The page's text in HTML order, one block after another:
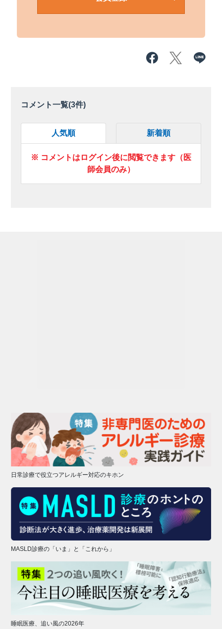
コメント一覧(3件)
人気順 新着順
※ コメントはログイン後に閲覧できます（医
師会員のみ）
日常診療で役立つアレルギー対応のキホン
MASLD診療の「いま」と「これから」
睡眠医療、追い風の2026年